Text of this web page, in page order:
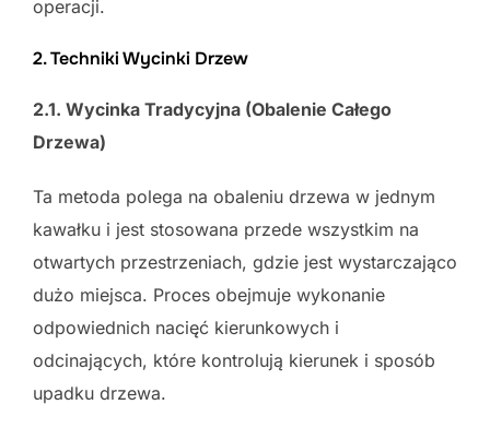
operacji.
2. Techniki Wycinki Drzew
2.1. Wycinka Tradycyjna (Obalenie Całego
Drzewa)
Ta metoda polega na obaleniu drzewa w jednym
kawałku i jest stosowana przede wszystkim na
otwartych przestrzeniach, gdzie jest wystarczająco
dużo miejsca. Proces obejmuje wykonanie
odpowiednich nacięć kierunkowych i
odcinających, które kontrolują kierunek i sposób
upadku drzewa.